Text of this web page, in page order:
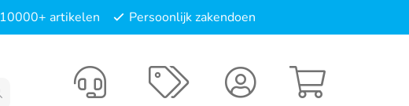
10000+ artikelen Persoonlijk zakendoen